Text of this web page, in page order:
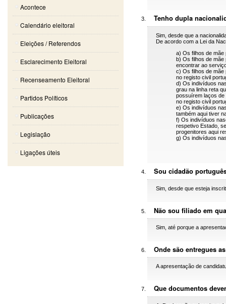
Tenho dupla
Sim, desde que a
De acordo com a Lei da
a) Os filhos de
b) Os filhos de mãe
encontrar ao
c) Os filhos de mãe
no registo civil
d) Os indivíduos
grau na linha reta
possuírem laços de
no registo civil
e) Os indivíduos
também aqui tiver
f) Os indivíduos
respetivo Estado,
progenitores aqui
g) Os indivíduos
Sou cidadão
Sim, desde que esteja
Não sou filiado em
Sim, até porque a
Onde são entregues
A apresentação de
Que documentos
Acontece
Calendário eleitoral
Eleições / Referendos
Esclarecimento Eleitoral
Recenseamento Eleitoral
Partidos Políticos
Publicações
Legislação
Ligações úteis